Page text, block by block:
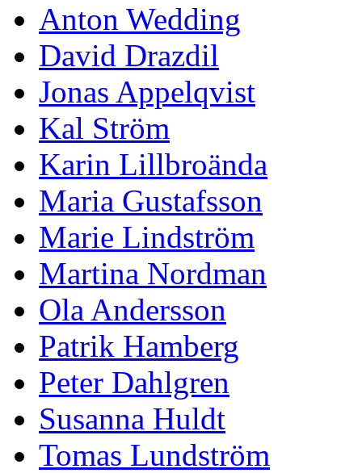
Anton Wedding
David Drazdil
Jonas Appelqvist
Kal Ström
Karin Lillbroända
Maria Gustafsson
Marie Lindström
Martina Nordman
Ola Andersson
Patrik Hamberg
Peter Dahlgren
Susanna Huldt
Tomas Lundström